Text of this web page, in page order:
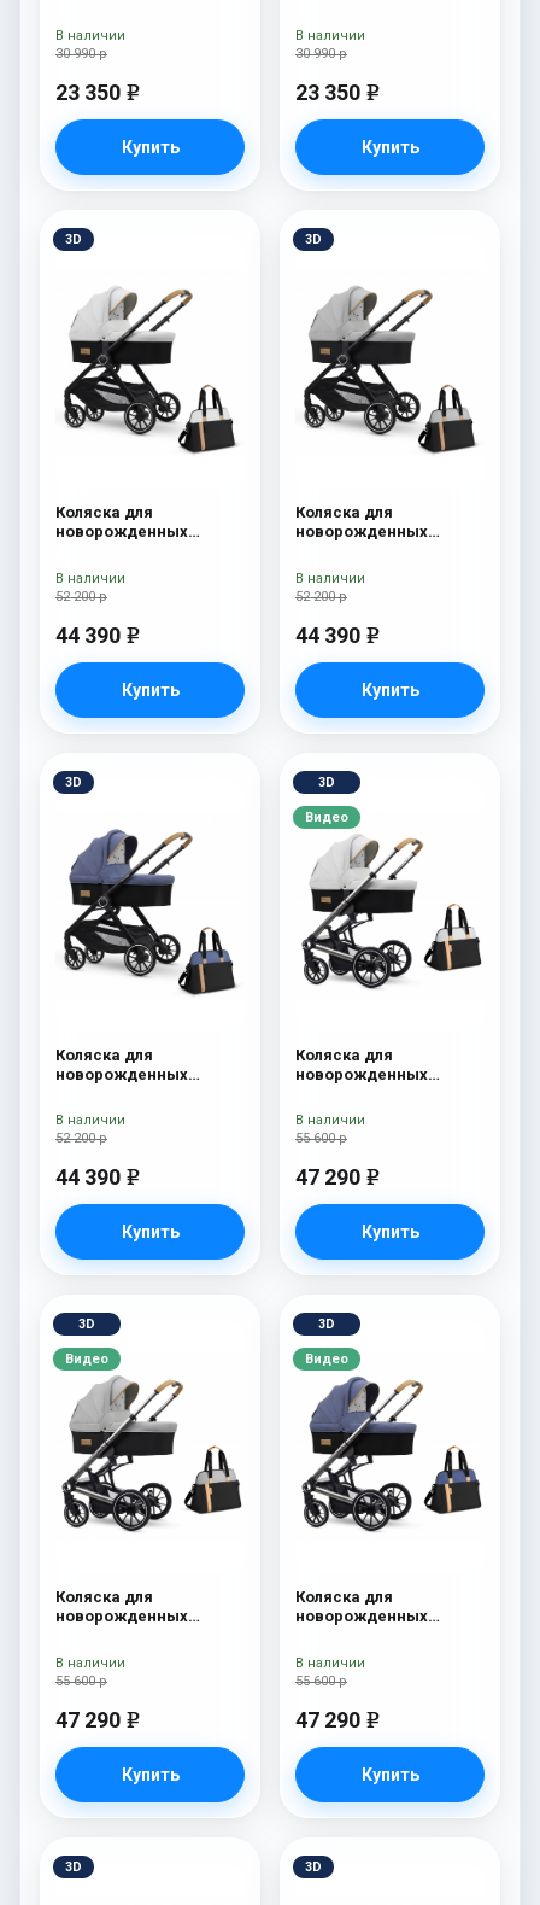
White) Red Lux
30 990 р
23 350 e
Купить
В наличии
White) Borduex
30 990 р
23 350 e
Купить
В наличии
3D
Коляска для
новорожденных
сумка Sahara
52 200 р
44 390 e
Купить
В наличии
3D
Коляска для
новорожденных
сумка Grey
52 200 р
44 390 e
Купить
В наличии
3D
Коляска для
новорожденных
сумка Denim
52 200 р
44 390 e
Купить
В наличии
3D
Видео
Коляска для
новорожденных
Sahara
55 600 р
47 290 e
Купить
В наличии
3D
Видео
Коляска для
новорожденных
Grey
55 600 р
47 290 e
Купить
В наличии
3D
Видео
Коляска для
новорожденных
Denim
55 600 р
47 290 e
Купить
В наличии
3D 3D